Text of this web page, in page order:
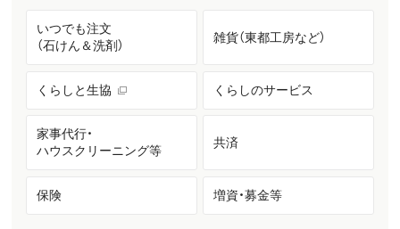
いつでも注文
（石けん＆洗剤）
雑貨（東都工房など）
くらしと生協 くらしのサービス
家事代行・
ハウスクリーニング等
共済
保険 増資・募金等